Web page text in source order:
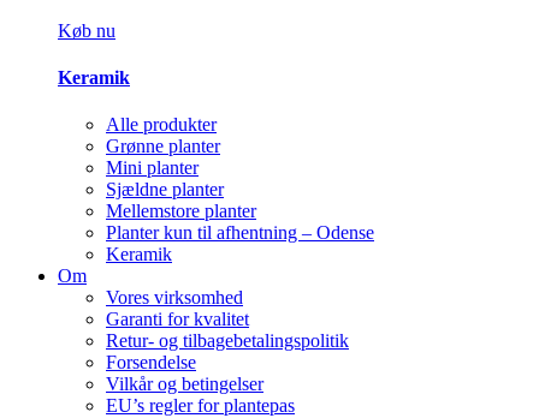
Køb nu
Keramik
Alle produkter
Grønne planter
Mini planter
Sjældne planter
Mellemstore planter
Planter kun til afhentning – Odense
Keramik
Om
Vores virksomhed
Garanti for kvalitet
Retur- og tilbagebetalingspolitik
Forsendelse
Vilkår og betingelser
EU’s regler for plantepas